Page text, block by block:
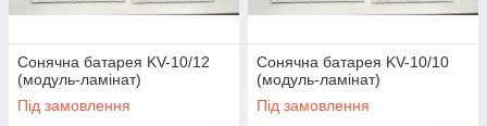
Сонячна батарея KV-10/12
(модуль-ламінат)
Під замовлення
Сонячна батарея KV-10/10
(модуль-ламінат)
Під замовлення